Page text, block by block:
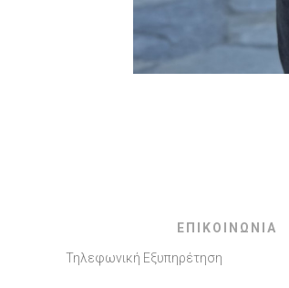
ΕΠΙΚΟΙΝΩΝΙΑ
Τηλεφωνική Εξυπηρέτηση